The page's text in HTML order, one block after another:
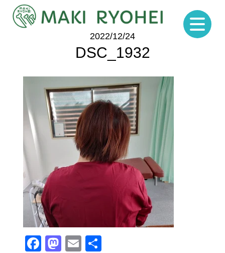
2022/12/24
DSC_1932
Facebook
Mastodon
Email